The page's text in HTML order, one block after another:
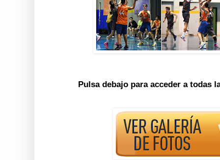
Pulsa debajo para acceder a todas